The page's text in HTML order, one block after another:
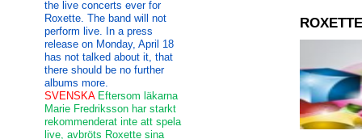
the live concerts ever for
Roxette. The band will not
perform live. In a press
release on Monday, April 18
has not talked about it, that
there should be no further
albums more.
SVENSKA Eftersom läkarna
Marie Fredriksson har starkt
rekommenderat inte att spela
live, avbröts Roxette sina